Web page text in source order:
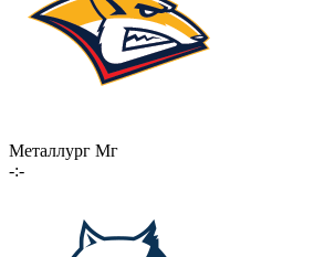
Металлург Мг
-:-